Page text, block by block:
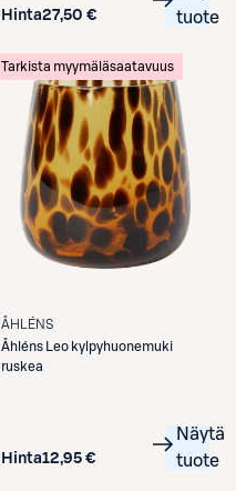
Hinta27,50 €
tuote
Tarkista myymäläsaatavuus
ÅHLÉNS
Åhléns Leo kylpyhuonemuki
ruskea
Hinta12,95 €
Näytä
tuote